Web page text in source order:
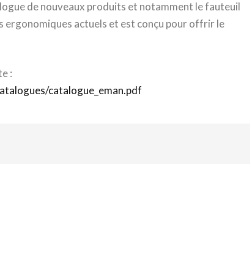
de nouveaux produits et notamment le fauteuil
ergonomiques actuels et est conçu pour offrir le
:
catalogue_eman.pdf